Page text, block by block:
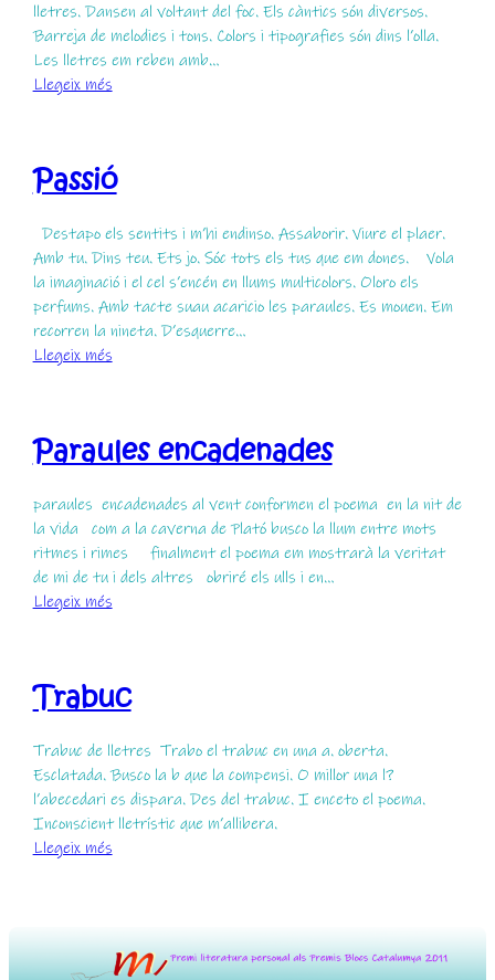
lletres. Dansen al voltant del foc. Els càntics són diversos.
Barreja de melodies i tons. Colors i tipografies són dins l’olla.
Les lletres em reben amb…
Llegeix més:
Passió
Destapo els sentits i m’hi endinso. Assaborir. Viure el plaer.
Amb tu. Dins teu. Ets jo. Sóc tots els tus que em dones. Vola
la imaginació i el cel s’encén en llums multicolors. Oloro els
perfums. Amb tacte suau acaricio les paraules. Es mouen. Em
recorren la nineta. D’esquerre…
Llegeix més:
Paraules encadenades
paraules encadenades al vent conformen el poema en la nit de
la vida com a la caverna de Plató busco la llum entre mots
ritmes i rimes finalment el poema em mostrarà la veritat
de mi de tu i dels altres obriré els ulls i en…
Llegeix més:
Trabuc
Trabuc de lletres Trabo el trabuc en una a. oberta.
Esclatada. Busco la b que la compensi. O millor una l?
l’abecedari es dispara. Des del trabuc. I enceto el poema.
Inconscient lletrístic que m’allibera.
Llegeix més: